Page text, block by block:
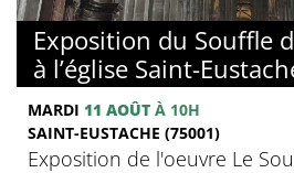
Exposition du Souffle
à l’église Saint-
MARDI 11 AOÛT À 10H
SAINT-EUSTACHE (75001)
Exposition de l'oeuvre Le